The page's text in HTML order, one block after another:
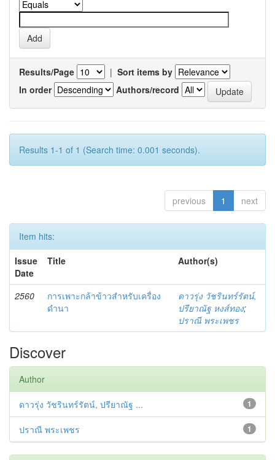
Results/Page | Sort items by
In order
Authors/record
Results 1-1 of 1 (Search time: 0.001 seconds).
previous 1 next
Item hits:
Issue
Date
Title Author(s)
2560
การเพาะกล้าข้าวสำหรับเครื่อง
ดำนา
ดาวรุ่ง วัชรินทร์รัตน์,
ปรียาณัฐ หงส์ทอง;
ปราณี พระเพชร
Discover
Author
1
ดาวรุ่ง วัชรินทร์รัตน์, ปรียาณัฐ ...
1
ปราณี พระเพชร